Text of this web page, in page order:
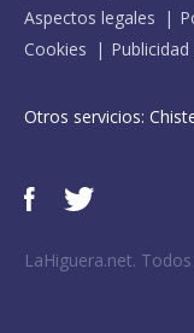
Aspectos legales
Cookies
Otros servicios:
LaHiguera.net.